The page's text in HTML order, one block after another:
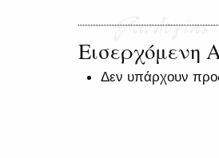
Εισερχόμενη
Δεν υπάρχουν